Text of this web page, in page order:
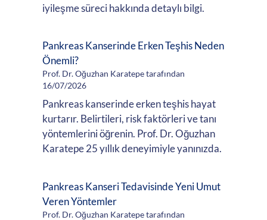
iyileşme süreci hakkında detaylı bilgi.
Pankreas Kanserinde Erken Teşhis Neden
Önemli?
Prof. Dr. Oğuzhan Karatepe tarafından
16/07/2026
Pankreas kanserinde erken teşhis hayat
kurtarır. Belirtileri, risk faktörleri ve tanı
yöntemlerini öğrenin. Prof. Dr. Oğuzhan
Karatepe 25 yıllık deneyimiyle yanınızda.
Pankreas Kanseri Tedavisinde Yeni Umut
Veren Yöntemler
Prof. Dr. Oğuzhan Karatepe tarafından